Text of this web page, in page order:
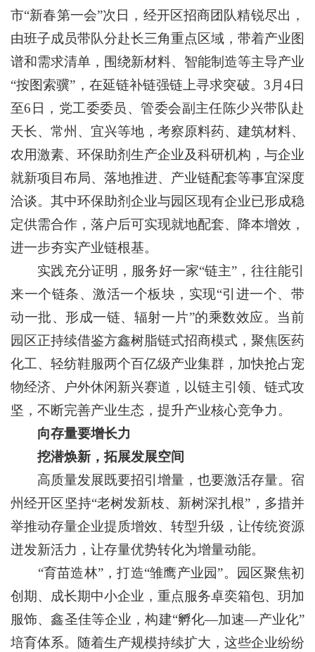
市“新春第一会”次日，经开区招商团队精锐尽出，
由班子成员带队分赴长三角重点区域，带着产业图
谱和需求清单，围绕新材料、智能制造等主导产业
“按图索骥”，在延链补链强链上寻求突破。3月4日
至6日，党工委委员、管委会副主任陈少兴带队赴
天长、常州、宜兴等地，考察原料药、建筑材料、
农用激素、环保助剂生产企业及科研机构，与企业
就新项目布局、落地推进、产业链配套等事宜深度
洽谈。其中环保助剂企业与园区现有企业已形成稳
定供需合作，落户后可实现就地配套、降本增效，
进一步夯实产业链根基。
实践充分证明，服务好一家“链主”，往往能引
来一个链条、激活一个板块，实现“引进一个、带
动一批、形成一链、辐射一片”的乘数效应。当前
园区正持续借鉴方鑫树脂链式招商模式，聚焦医药
化工、轻纺鞋服两个百亿级产业集群，加快抢占宠
物经济、户外休闲新兴赛道，以链主引领、链式攻
坚，不断完善产业生态，提升产业核心竞争力。
向存量要增长力
挖潜焕新，拓展发展空间
高质量发展既要招引增量，也要激活存量。宿
州经开区坚持“老树发新枝、新树深扎根”，多措并
举推动存量企业提质增效、转型升级，让传统资源
迸发新活力，让存量优势转化为增量动能。
“育苗造林”，打造“雏鹰产业园”。园区聚焦初
创期、成长期中小企业，重点服务卓奕箱包、玥加
服饰、鑫圣佳等企业，构建“孵化—加速—产业化”
培育体系。随着生产规模持续扩大，这些企业纷纷